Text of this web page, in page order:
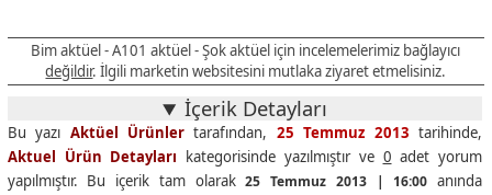
Bim aktüel - A101 aktüel - Şok aktüel için incelemelerimiz bağlayıcı
değildir. İlgili marketin websitesini mutlaka ziyaret etmelisiniz.
İçerik Detayları
Bu yazı Aktüel Ürünlertarafından, 25 Temmuz 2013 tarihinde,
Aktuel Ürün Detayları kategorisinde yazılmıştır ve 0 adet yorum
yapılmıştır. Bu içerik tam olarak25 Temmuz 2013 | 16:00 anında